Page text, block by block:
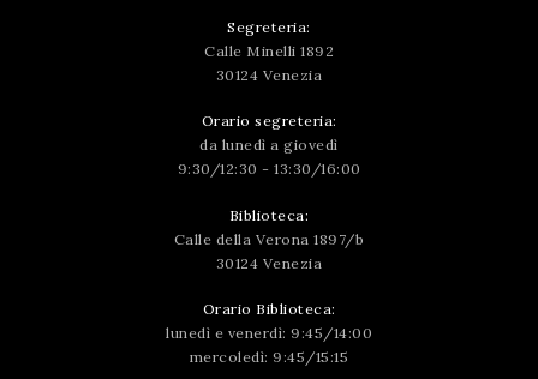
Segreteria:
Calle Minelli 1892
30124 Venezia
Orario segreteria:
da lunedì a giovedì
9:30/12:30 - 13:30/16:00
Biblioteca:
Calle della Verona 1897/b
30124 Venezia
Orario Biblioteca:
lunedì e venerdì: 9:45/14:00
mercoledì: 9:45/15:15